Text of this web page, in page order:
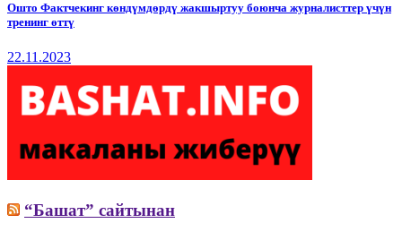
Ошто Фактчекинг көндүмдөрдү жакшыртуу боюнча журналисттер үчүн
тренинг өттү
22.11.2023
“Башат” сайтынан